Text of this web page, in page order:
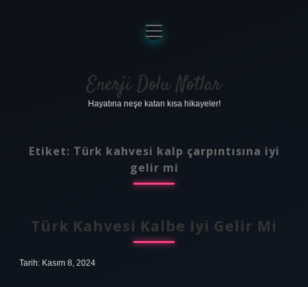
Anasayfa
Gizlilik Politikası
Yasal Uyarı
menüyü
aç
Enerji Dolu Notlar
Hayatına neşe katan kısa hikayeler!
Etiket: Türk kahvesi kalp çarpıntısına iyi
gelir mi
Türk Kahvesi Kalbe Iyi Gelir Mi
Tarih: Kasım 8, 2024